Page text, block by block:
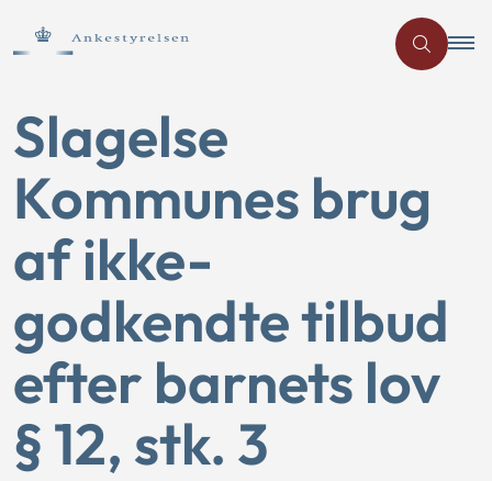
Slagelse
Kommunes brug
af ikke-
godkendte tilbud
efter barnets lov
§ 12, stk. 3